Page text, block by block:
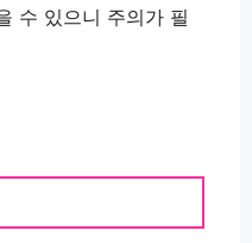
수 있으니 주의가 필